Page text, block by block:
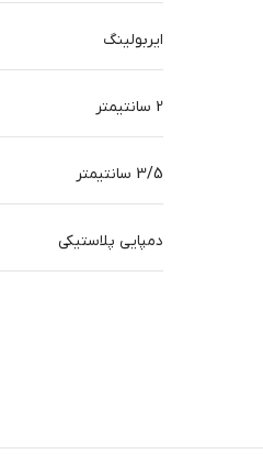
ایربولینگ
2 سانتیمتر
3/5 سانتیمتر
دمپایی پلاستیکی